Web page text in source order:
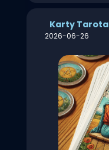
Karty Tarota
2026-06-26